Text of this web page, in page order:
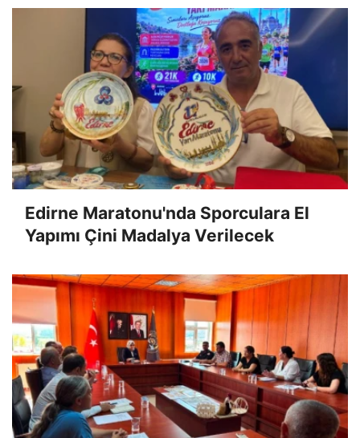
Edirne Maratonu'nda Sporculara El
Yapımı Çini Madalya Verilecek